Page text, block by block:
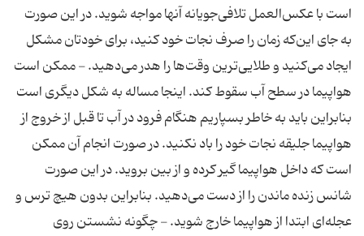
است با عكس‌العمل تلافی‌جویانه آنها مواجه شوید. در این صورت
به جای این‌كه زمان را صرف نجات خود كنید، برای خودتان مشكل
ایجاد می‌كنید و طلایی‌ترین وقت‌ها را هدر می‌دهید. - ممكن است
هواپیما در سطح آب سقوط كند. اینجا مساله به شكل دیگری است
بنابراین باید به خاطر بسپاریم هنگام فرود در آب تا قبل از خروج از
هواپیما جلیقه نجات خود را باد نكنید. در صورت انجام آن ممكن
است كه داخل هواپیما گیر كرده و از بین بروید. در این صورت
شانس زنده ماندن را از دست می‌دهید. بنابراین بدون هیچ ترس و
عجله‌ای ابتدا از هواپیما خارج شوید. - چگونه نشستن روی